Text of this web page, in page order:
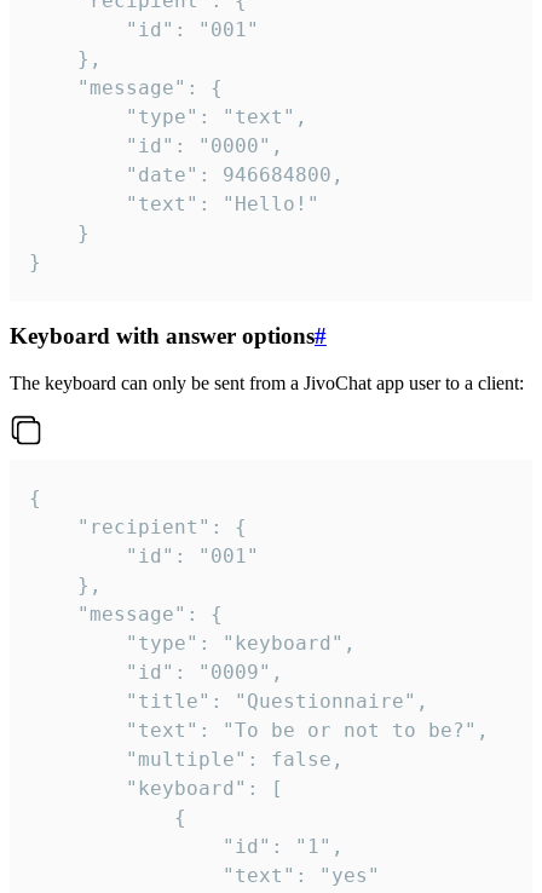
}
Keyboard with answer options#
The keyboard can only be sent from a JivoChat app user to a client:
{